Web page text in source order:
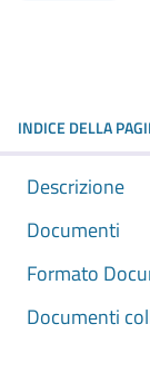
INDICE DELLA
Descrizione
Documenti
Formato
Documenti